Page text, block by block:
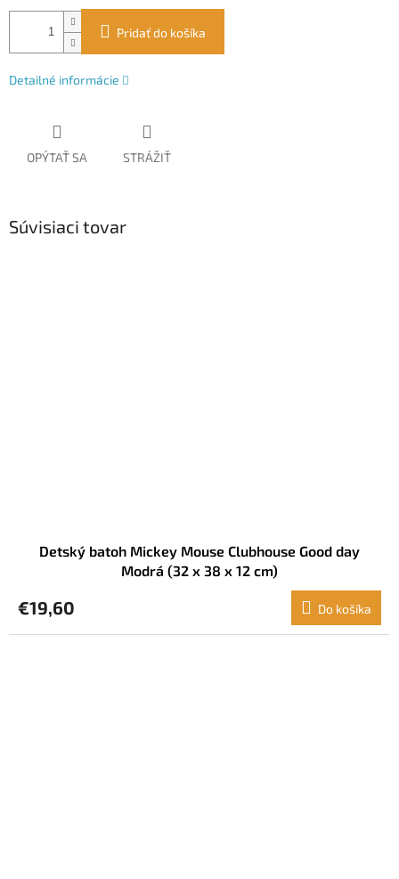
cena:
Pridať do košíka
Detailné informácie
OPÝTAŤ SA STRÁŽIŤ
Súvisiaci tovar
Detský batoh Mickey Mouse Clubhouse Good day
Modrá (32 x 38 x 12 cm)
€19,60 Do košíka